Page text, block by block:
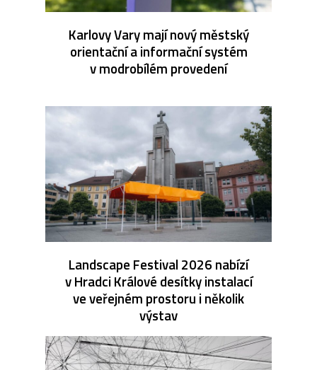
Karlovy Vary mají nový městský
orientační a informační systém
v modrobílém provedení
Landscape Festival 2026 nabízí
v Hradci Králové desítky instalací
ve veřejném prostoru i několik
výstav